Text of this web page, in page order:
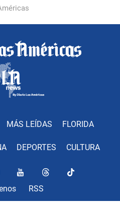
MÁS LEÍDAS FLORIDA
DEPORTES CULTURA
RSS